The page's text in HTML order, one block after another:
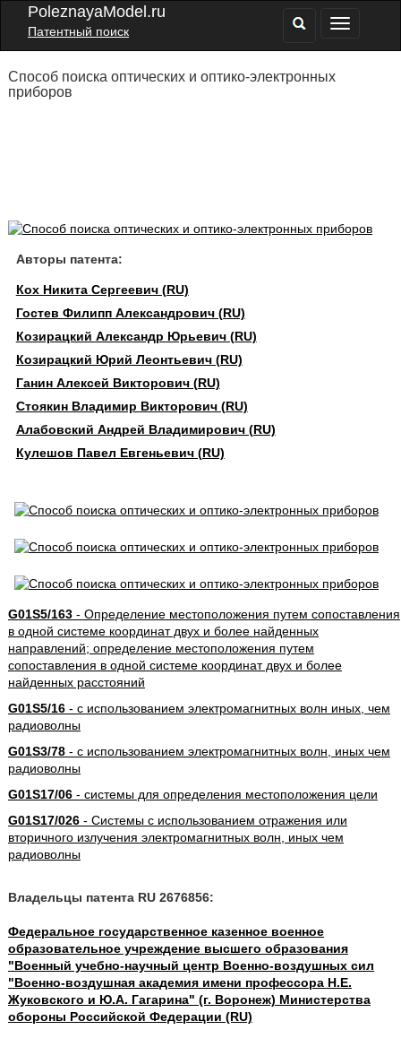
PoleznayaModel.ru
Патентный поиск
Способ поиска оптических и оптико-электронных
приборов
Авторы патента:
Кох Никита Сергеевич (RU)
Гостев Филипп Александрович (RU)
Козирацкий Александр Юрьевич (RU)
Козирацкий Юрий Леонтьевич (RU)
Ганин Алексей Викторович (RU)
Стоякин Владимир Викторович (RU)
Алабовский Андрей Владимирович (RU)
Кулешов Павел Евгеньевич (RU)
G01S5/163- Определение местоположения путем сопоставления
в одной системе координат двух и более найденных
направлений; определение местоположения путем
сопоставления в одной системе координат двух и более
найденных расстояний
G01S5/16- с использованием электромагнитных волн иных, чем
радиоволны
G01S3/78- с использованием электромагнитных волн, иных чем
радиоволны
G01S17/06- системы для определения местоположения цели
G01S17/026- Системы с использованием отражения или
вторичного излучения электромагнитных волн, иных чем
радиоволны
Владельцы патента RU 2676856:
Федеральное государственное казенное военное
образовательное учреждение высшего образования
"Военный учебно-научный центр Военно-воздушных сил
"Военно-воздушная академия имени профессора Н.Е.
Жуковского и Ю.А. Гагарина" (г. Воронеж) Министерства
обороны Российской Федерации (RU)